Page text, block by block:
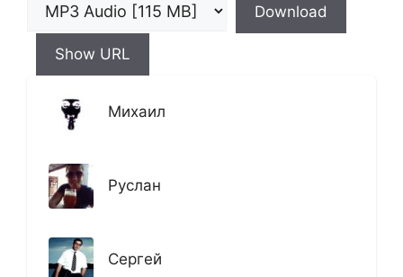
Download
Show URL
Михаил
Руслан
Сергей